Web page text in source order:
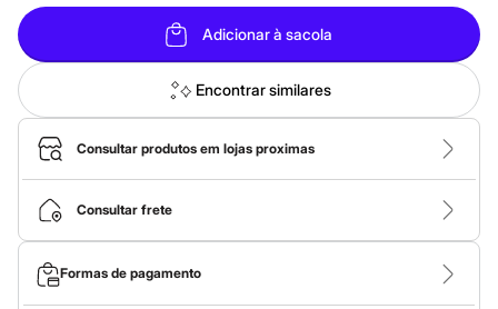
Calças
Casacos e Jaquetas
Jeans
Macacões
Saias
Shorts e Bermudas
Vestidos
Acessórios
Bolsas
Bonés e Chapéus
Bijoux
Cintos
Óculos
Relógios
Calçados
Adicionar à sacola
Encontrar similares
Consultar produtos em lojas proximas
Consultar frete
Formas de pagamento